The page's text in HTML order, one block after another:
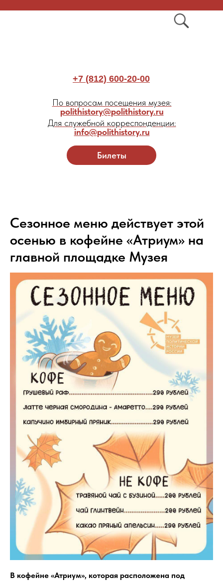
Билеты
+7 (812) 600-20-00
По вопросам посещения музея:
polithistory@polithistory.ru
Для служебной корреспонденции:
info@polithistory.ru
Сезонное меню действует этой
осенью в кофейне «Атриум» на
главной площадке Музея
В кофейне «Атриум», которая расположена под